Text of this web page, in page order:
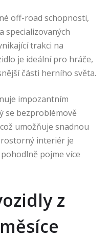
off-road schopnosti,
specializovaných
trakci na
je ideální pro hráče,
části herního světa.
impozantním
se bezproblémově
umožňuje snadnou
interiér je
pojme více
z